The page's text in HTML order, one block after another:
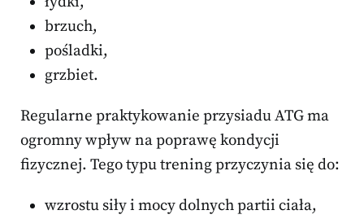
brzuch,
pośladki,
grzbiet.
Regularne praktykowanie przysiadu ATG ma
ogromny wpływ na poprawę kondycji
fizycznej. Tego typu trening przyczynia się do:
wzrostu siły i mocy dolnych partii ciała,